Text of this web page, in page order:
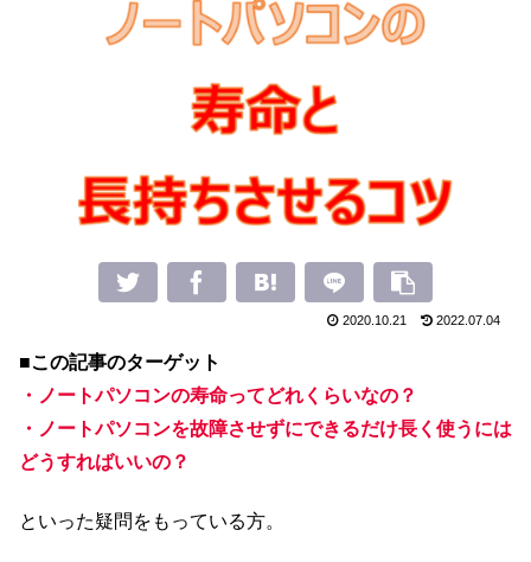
2020.10.21 2022.07.04
■この記事のターゲット
・ノートパソコンの寿命ってどれくらいなの？
・ノートパソコンを故障させずにできるだけ長く使うには
どうすればいいの？
といった疑問をもっている方。